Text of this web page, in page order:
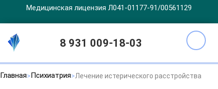
Медицинская лицензия Л041-01177-91/00561129
8 931 009-18-03
Главная Психиатрия Лечение истерического расстройства